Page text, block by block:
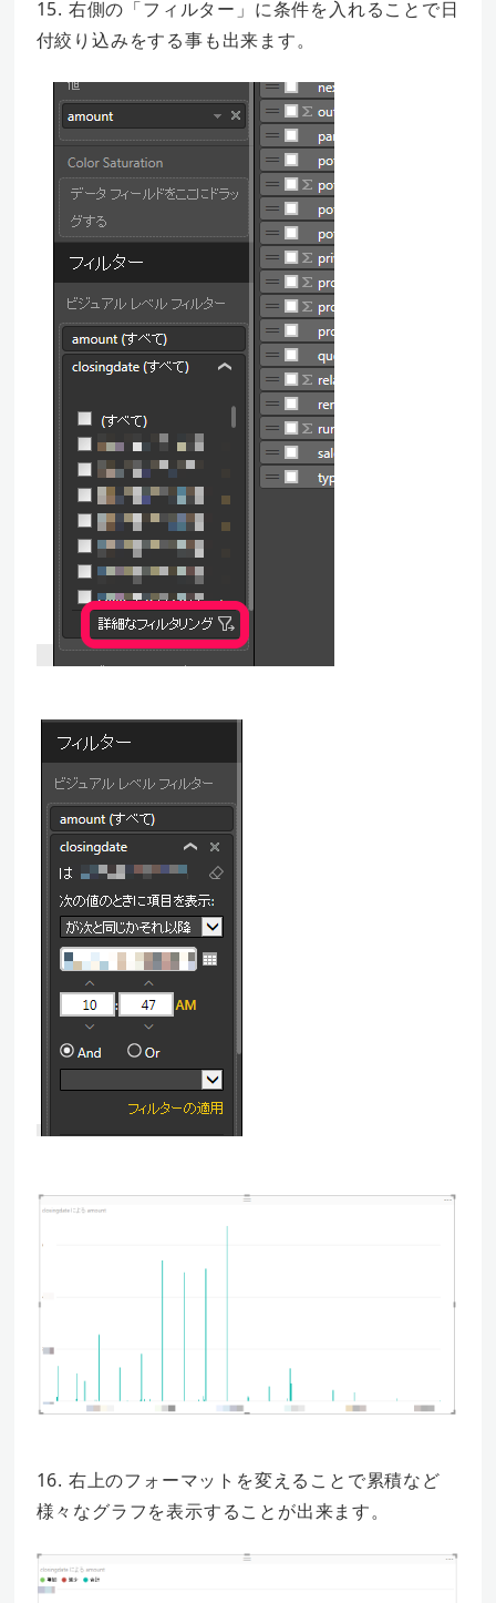
15. 右側の「フィルター」に条件を入れることで日
付絞り込みをする事も出来ます。
16. 右上のフォーマットを変えることで累積など
様々なグラフを表示することが出来ます。